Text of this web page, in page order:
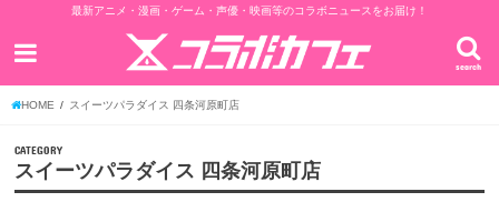
最新アニメ・漫画・ゲーム・声優・映画等のコラボニュースをお届け！
search
HOME スイーツパラダイス 四条河原町店
CATEGORY
スイーツパラダイス 四条河原町店